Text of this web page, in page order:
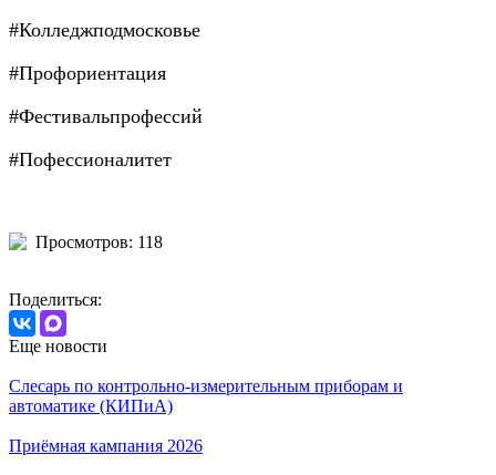
#Колледжподмосковье
#Профориентация
#Фестивальпрофессий
#Пофессионалитет
Просмотров: 118
Поделиться:
Еще новости
Слесарь по контрольно-измерительным приборам и
автоматике (КИПиА)
Приёмная кампания 2026